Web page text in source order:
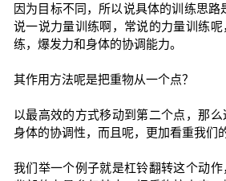
因为目标不同，所以说具体的训练思
说一说力量训练啊，常说的力量训练呢
练，爆发力和身体的协调能力。
其作用方法呢是把重物从一个点？
以最高效的方式移动到第二个点，那
身体的协调性，而且呢，更加看重我们
我们举一个例子就是杠铃翻转这个动